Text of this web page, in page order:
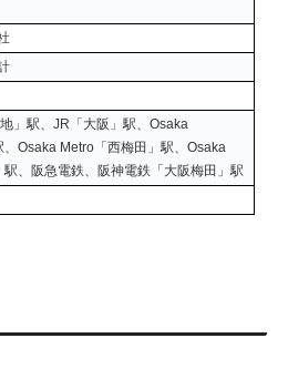
」駅、JR「大阪」駅、Osaka
、Osaka Metro「西梅田」駅、Osaka
駅、阪急電鉄、阪神電鉄「大阪梅田」駅